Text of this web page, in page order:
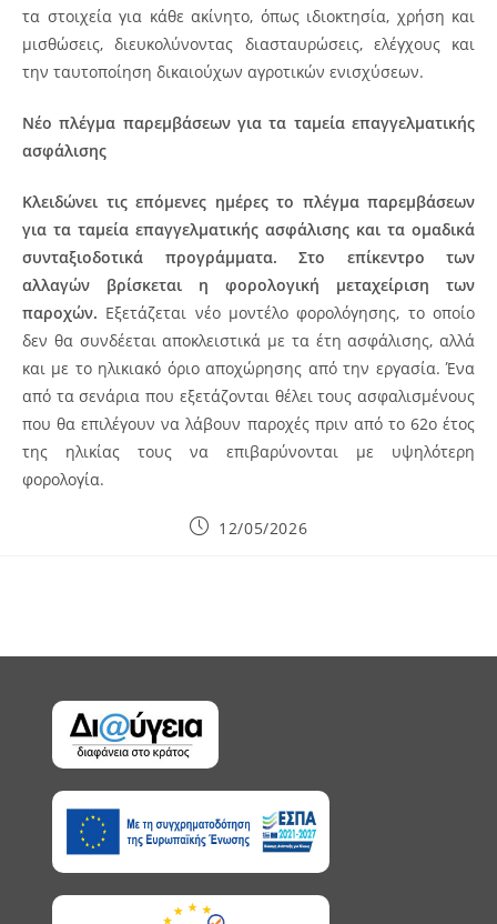
τα στοιχεία για κάθε ακίνητο, όπως ιδιοκτησία, χρήση και
μισθώσεις, διευκολύνοντας διασταυρώσεις, ελέγχους και
την ταυτοποίηση δικαιούχων αγροτικών ενισχύσεων.
Νέο πλέγμα παρεμβάσεων για τα ταμεία επαγγελματικής
ασφάλισης
Κλειδώνει τις επόμενες ημέρες το πλέγμα παρεμβάσεων
για τα ταμεία επαγγελματικής ασφάλισης και τα ομαδικά
συνταξιοδοτικά προγράμματα. Στο επίκεντρο των
αλλαγών βρίσκεται η φορολογική μεταχείριση των
παροχών. Εξετάζεται νέο μοντέλο φορολόγησης, το οποίο
δεν θα συνδέεται αποκλειστικά με τα έτη ασφάλισης, αλλά
και με το ηλικιακό όριο αποχώρησης από την εργασία. Ένα
από τα σενάρια που εξετάζονται θέλει τους ασφαλισμένους
που θα επιλέγουν να λάβουν παροχές πριν από το 62ο έτος
της ηλικίας τους να επιβαρύνονται με υψηλότερη
φορολογία.
Post12/05/2026